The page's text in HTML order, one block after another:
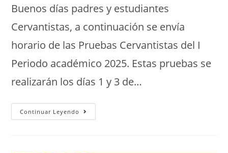
Buenos días padres y estudiantes
Cervantistas, a continuación se envía
horario de las Pruebas Cervantistas del I
Periodo académico 2025. Estas pruebas se
realizarán los días 1 y 3 de…
Continuar Leyendo